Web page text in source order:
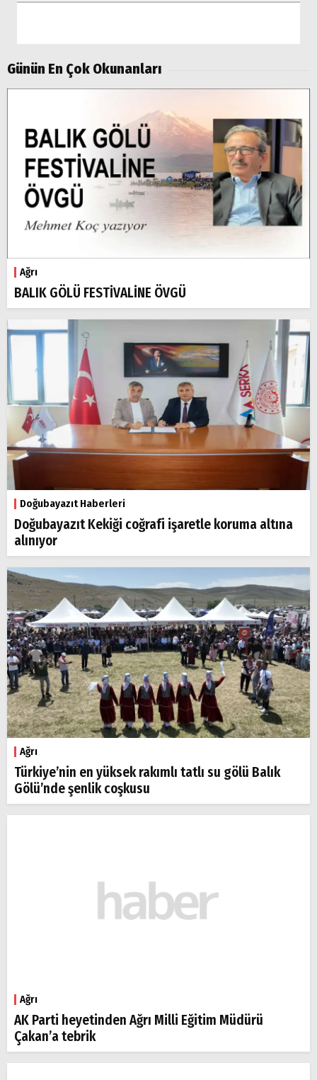
Günün En Çok Okunanları
Ağrı
BALIK GÖLÜ FESTİVALİNE ÖVGÜ
Doğubayazıt Haberleri
Doğubayazıt Kekiği coğrafi işaretle koruma altına
alınıyor
Ağrı
Türkiye’nin en yüksek rakımlı tatlı su gölü Balık
Gölü’nde şenlik coşkusu
Ağrı
AK Parti heyetinden Ağrı Milli Eğitim Müdürü
Çakan’a tebrik